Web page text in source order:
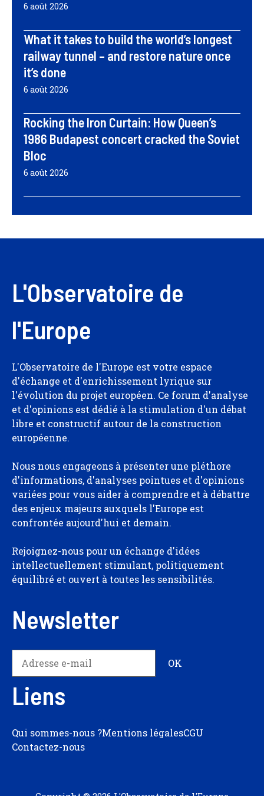
6 août 2026
What it takes to build the world’s longest
railway tunnel – and restore nature once
it’s done
6 août 2026
Rocking the Iron Curtain: How Queen’s
1986 Budapest concert cracked the Soviet
Bloc
6 août 2026
L'Observatoire de
l'Europe
L'Observatoire de l'Europe est votre espace
d'échange et d'enrichissement lyrique sur
l'évolution du projet européen. Ce forum d'analyse
et d'opinions est dédié à la stimulation d'un débat
libre et constructif autour de la construction
européenne.
Nous nous engageons à présenter une pléthore
d'informations, d'analyses pointues et d'opinions
variées pour vous aider à comprendre et à débattre
des enjeux majeurs auxquels l'Europe est
confrontée aujourd'hui et demain.
Rejoignez-nous pour un échange d'idées
intellectuellement stimulant, politiquement
équilibré et ouvert à toutes les sensibilités.
Newsletter
Liens
Qui sommes-nous ?Mentions légalesCGU
Contactez-nous